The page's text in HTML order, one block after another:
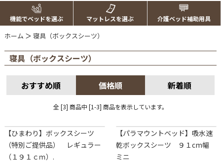
機能でベッドを選ぶ マットレスを選ぶ 介護ベッド補助用具
ホーム ＞ 寝具（ボックスシーツ）
寝具（ボックスシーツ）
おすすめ順 価格順 新着順
全 [3] 商品中 [1-3] 商品を表示しています。
【ひまわり】ボックスシーツ
（特別ご提供品） レギュラー
（１９１ｃｍ）.
【パラマウントベッド】吸水速
乾ボックスシーツ ９１cm幅
ミニ